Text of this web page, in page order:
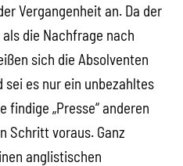
Vergangenheit an. Da der
die Nachfrage nach
sich die Absolventen
sei es nur ein unbezahltes
„Presse“ anderen
Schritt voraus. Ganz
anglistischen